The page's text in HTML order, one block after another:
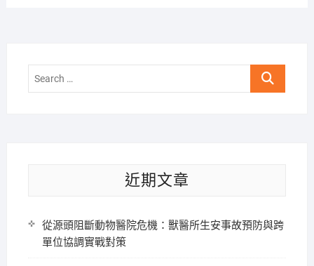
Search
近期文章
從源頭阻斷動物醫院危機：獸醫所生安事故預防與跨
單位協調實戰對策